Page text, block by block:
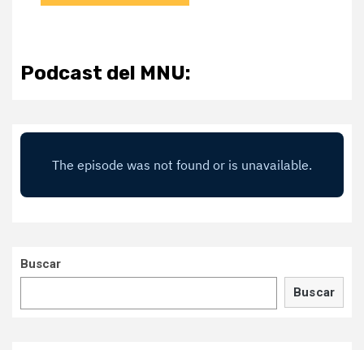
Podcast del MNU:
Buscar
Buscar